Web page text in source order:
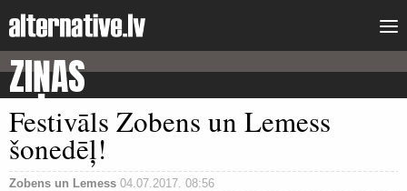
ZIŅAS
Festivāls Zobens un Lemess
šonedēļ!
Zobens un Lemess 04.07.2017. 08:56